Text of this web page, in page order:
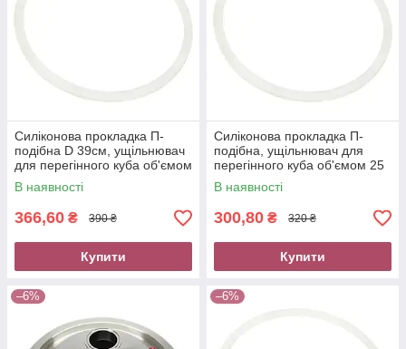
Силіконова прокладка П-
подібна D 39см, ущільнювач
для перегінного куба об'ємом
50 л
В наявності
366,60 ₴ 390 ₴
Купити
Силіконова прокладка П-
подібна, ущільнювач для
перегінного куба об'ємом 25
л
В наявності
300,80 ₴ 320 ₴
Купити
–6% –6%